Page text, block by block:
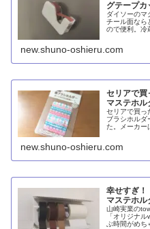
グテープカ
ダイソーのマ
チール面なら
ので便利。冷
になりませ
new.shuno-oshieru.com
セリアで買
マステホル
セリアで買っ
ブラシホルダ
た。メーカー
トリよりも
new.shuno-oshieru.com
幸せすぎ
マステホル
山崎実業の
「オリジナ
ぶ時間がめち